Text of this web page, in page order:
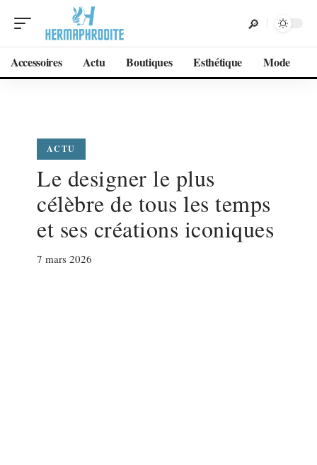
Accessoires Actu Boutiques Esthétique Mode
ACTU
Le designer le plus
célèbre de tous les temps
et ses créations iconiques
7 mars 2026